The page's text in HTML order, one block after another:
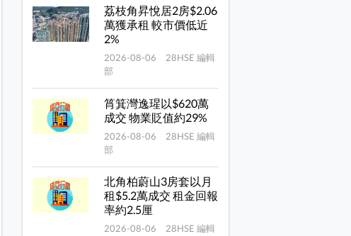
荔枝角昇悅居2房$2.06
萬獲承租 較市價低近
2%
2026-08-06 28HSE 編輯
部
筲箕灣逸瑆以$620萬
成交 物業貶值約29%
2026-08-06 28HSE 編輯
部
北角柏蔚山3房套以月
租$5.2萬成交 租金回報
率約2.5厘
2026-08-06 28HSE 編輯